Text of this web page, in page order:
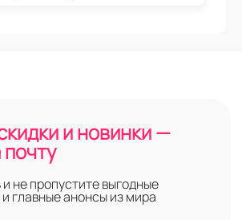
и новинки —
не пропустите выгодные
главные анонсы из мира